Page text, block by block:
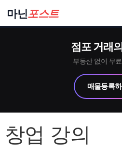
마닌포스트
점포 거래
부동산 없이 무
매물등록
창업 강의